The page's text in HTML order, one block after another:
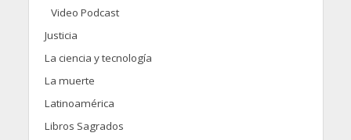
Video Podcast
Justicia
La ciencia y tecnología
La muerte
Latinoamérica
Libros Sagrados